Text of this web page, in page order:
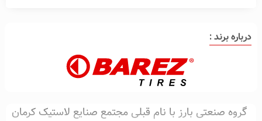
درباره برند :
گروه صنعتی بارز با نام قبلی مجتمع صنایع لاستیک کرمان